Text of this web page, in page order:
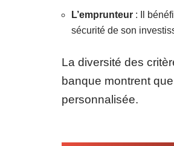
L’emprunteur : Il
sécurité de son
La diversité des
banque montrent
personnalisée.